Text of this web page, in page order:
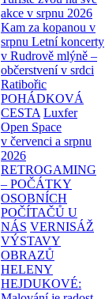
akce v srpnu 2026
Kam za kopanou v
srpnu Letní koncerty
v Rudrově mlýně –
občerstvení v srdci
Ratibořic
POHÁDKOVÁ
CESTA Luxfer
Open Space
v červenci a srpnu
2026
RETROGAMING
– POČÁTKY
OSOBNÍCH
POČÍTAČŮ U
NÁS VERNISÁŽ
VÝSTAVY
OBRAZŮ
HELENY
HEJDUKOVÉ: